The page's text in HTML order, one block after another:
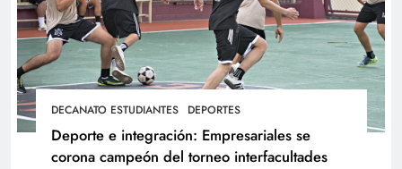
DECANATO ESTUDIANTES DEPORTES
Deporte e integración: Empresariales se
corona campeón del torneo interfacultades